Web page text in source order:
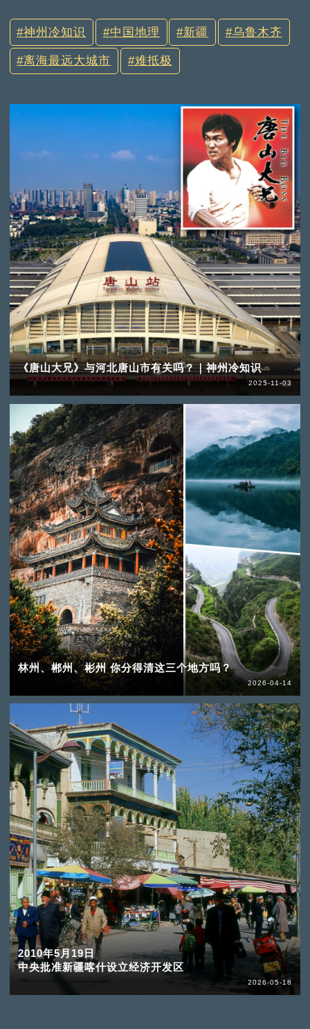
神州冷知识 中国地理 新疆 乌鲁木齐
离海最远大城市 难抵极
《唐山大兄》与河北唐山市有关吗？｜神州冷知识
2025-11-03
林州、郴州、彬州 你分得清这三个地方吗？
2026-04-14
2010年5月19日
中央批准新疆喀什设立经济开发区
2026-05-18